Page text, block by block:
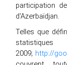
participation
d'Azerbaïdjan.
Telles que
2009; http://